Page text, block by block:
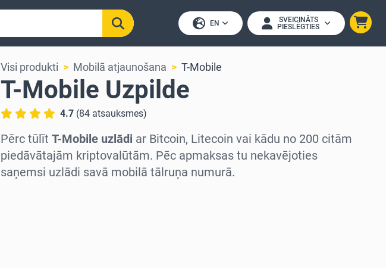
EN
SVEICINĀTS
PIESLĒGTIES
Visi produkti Mobilā atjaunošana T-Mobile
T-Mobile Uzpilde
4.7 (84 atsauksmes)
Pērc tūlīt T-Mobile uzlādi ar Bitcoin, Litecoin vai kādu no 200 citām
piedāvātajām kriptovalūtām. Pēc apmaksas tu nekavējoties
saņemsi uzlādi savā mobilā tālruņa numurā.